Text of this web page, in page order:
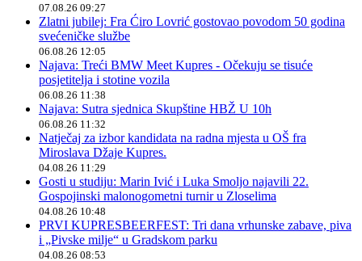
07.08.26 09:27
Zlatni jubilej: Fra Ćiro Lovrić gostovao povodom 50 godina
svećeničke službe
06.08.26 12:05
Najava: Treći BMW Meet Kupres - Očekuju se tisuće
posjetitelja i stotine vozila
06.08.26 11:38
Najava: Sutra sjednica Skupštine HBŽ U 10h
06.08.26 11:32
Natječaj za izbor kandidata na radna mjesta u OŠ fra
Miroslava Džaje Kupres.
04.08.26 11:29
Gosti u studiju: Marin Ivić i Luka Smoljo najavili 22.
Gospojinski malonogometni turnir u Zloselima
04.08.26 10:48
PRVI KUPRESBEERFEST: Tri dana vrhunske zabave, piva
i „Pivske milje“ u Gradskom parku
04.08.26 08:53